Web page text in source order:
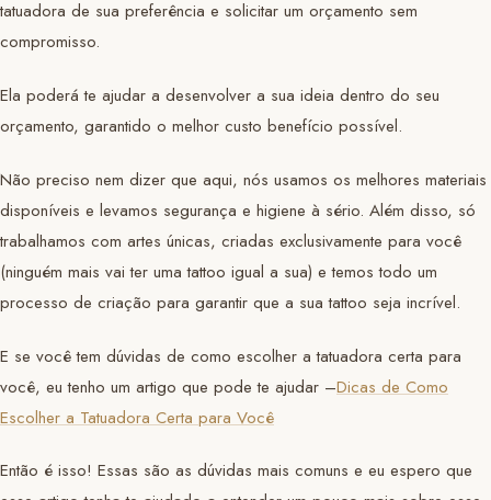
tatuadora de sua preferência e solicitar um orçamento sem
compromisso.
Ela poderá te ajudar a desenvolver a sua ideia dentro do seu
orçamento, garantido o melhor custo benefício possível.
Não preciso nem dizer que aqui, nós usamos os melhores materiais
disponíveis e levamos segurança e higiene à sério. Além disso, só
trabalhamos com artes únicas, criadas exclusivamente para você
(ninguém mais vai ter uma tattoo igual a sua) e temos todo um
processo de criação para garantir que a sua tattoo seja incrível.
E se você tem dúvidas de como escolher a tatuadora certa para
você, eu tenho um artigo que pode te ajudar –Dicas de Como
Escolher a Tatuadora Certa para Você
Então é isso! Essas são as dúvidas mais comuns e eu espero que